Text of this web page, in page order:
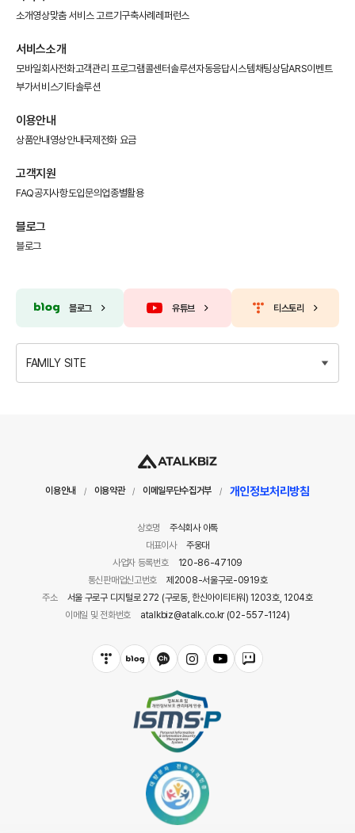
소개영상맞춤 서비스 고르기구축사례 레퍼런스
서비스소개
모바일회사전화고객관리 프로그램콜센터솔루션자동응답시스템채팅상담ARS이벤트
부가서비스기타솔루션
이용안내
상품안내 영상안내국제전화 요금
고객지원
FAQ공지사항도입문의 업종별활용
블로그
블로그
블로그 유튜브 티스토리
FAMILY SITE
이용안내 / 이용약관 / 이메일무단수집거부 / 개인정보처리방침
상호명
주식회사 아톡
대표이사
주웅대
사업자 등록번호
120-86-47109
통신판매업신고번호
제2008-서울구로-0919호
주소
서울 구로구 디지털로 272 (구로동, 한신아이티타워) 1203호, 1204호
이메일 및 전화번호
atalkbiz@atalk.co.kr (02-557-1124)